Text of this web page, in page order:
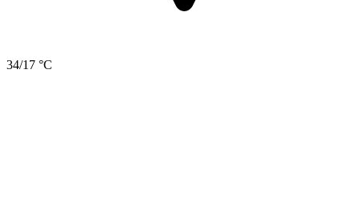
34/17 °C